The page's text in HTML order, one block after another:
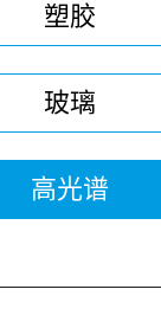
塑胶
玻璃
高光谱